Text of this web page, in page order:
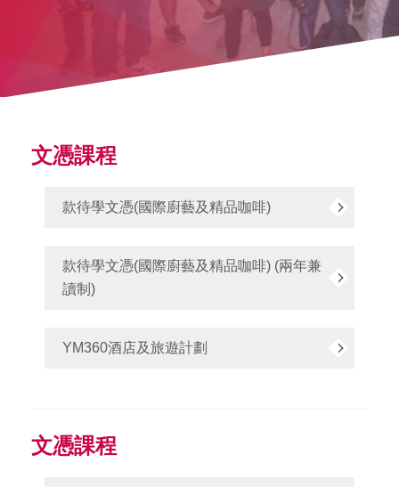
文憑課程
款待學文憑(國際廚藝及精品咖啡)
款待學文憑(國際廚藝及精品咖啡) (兩年兼
讀制)
YM360酒店及旅遊計劃
文憑課程